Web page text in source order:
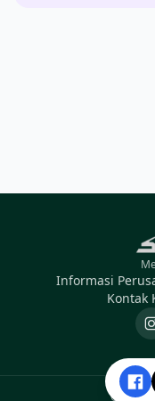
Informasi
Kontak
© 2026